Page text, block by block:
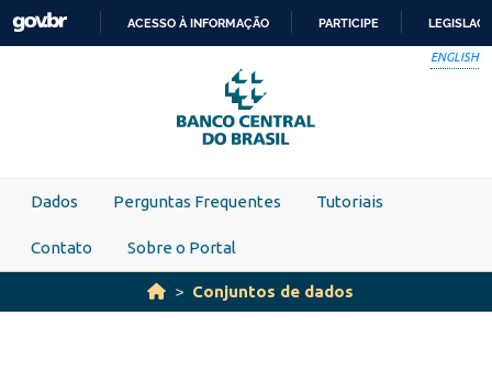
Skip to main content
PARA
O
CONTEÚDO
ACESSO À INFORMAÇÃO PARTICIPE
ENGLISH
Dados Perguntas Frequentes Tutoriais
Contato Sobre o Portal
Conjuntos de dados